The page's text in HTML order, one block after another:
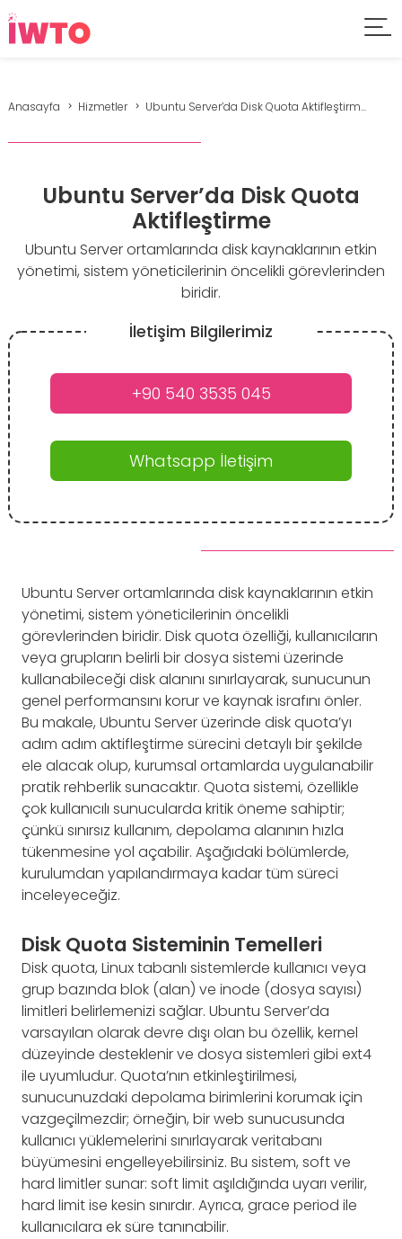
Anasayfa Hizmetler Ubuntu Server’da Disk Quota Aktifleştirm...
Ubuntu Server’da Disk Quota
Aktifleştirme
Ubuntu Server ortamlarında disk kaynaklarının etkin
yönetimi, sistem yöneticilerinin öncelikli görevlerinden
biridir.
İletişim Bilgilerimiz
+90 540 3535 045
Whatsapp İletişim
Ubuntu Server ortamlarında disk kaynaklarının etkin
yönetimi, sistem yöneticilerinin öncelikli
görevlerinden biridir. Disk quota özelliği, kullanıcıların
veya grupların belirli bir dosya sistemi üzerinde
kullanabileceği disk alanını sınırlayarak, sunucunun
genel performansını korur ve kaynak israfını önler.
Bu makale, Ubuntu Server üzerinde disk quota’yı
adım adım aktifleştirme sürecini detaylı bir şekilde
ele alacak olup, kurumsal ortamlarda uygulanabilir
pratik rehberlik sunacaktır. Quota sistemi, özellikle
çok kullanıcılı sunucularda kritik öneme sahiptir;
çünkü sınırsız kullanım, depolama alanının hızla
tükenmesine yol açabilir. Aşağıdaki bölümlerde,
kurulumdan yapılandırmaya kadar tüm süreci
inceleyeceğiz.
Disk Quota Sisteminin Temelleri
Disk quota, Linux tabanlı sistemlerde kullanıcı veya
grup bazında blok (alan) ve inode (dosya sayısı)
limitleri belirlemenizi sağlar. Ubuntu Server’da
varsayılan olarak devre dışı olan bu özellik, kernel
düzeyinde desteklenir ve dosya sistemleri gibi ext4
ile uyumludur. Quota’nın etkinleştirilmesi,
sunucunuzdaki depolama birimlerini korumak için
vazgeçilmezdir; örneğin, bir web sunucusunda
kullanıcı yüklemelerini sınırlayarak veritabanı
büyümesini engelleyebilirsiniz. Bu sistem, soft ve
hard limitler sunar: soft limit aşıldığında uyarı verilir,
hard limit ise kesin sınırdır. Ayrıca, grace period ile
kullanıcılara ek süre tanınabilir.